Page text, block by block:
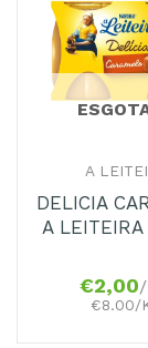
A
DELICIA
A LEITEIRA
€2,00
€8.00/